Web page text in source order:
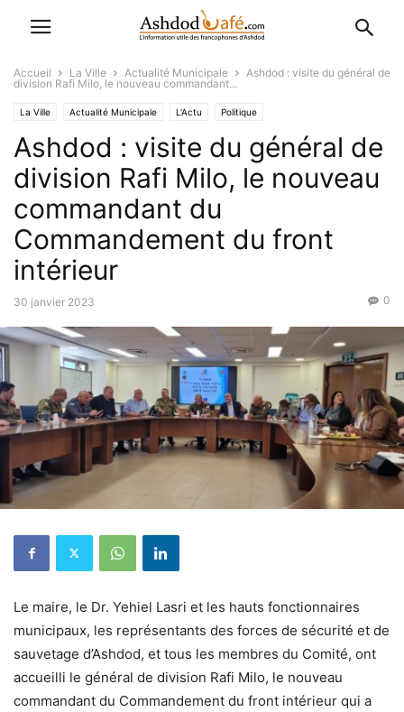
Accueil La Ville Actualité Municipale
Ashdod : visite du général de
division Rafi Milo, le nouveau commandant...
La Ville Actualité Municipale L'Actu Politique
Ashdod : visite du général de
division Rafi Milo, le nouveau
commandant du
Commandement du front
intérieur
30 janvier 2023 0
Le maire, le Dr. Yehiel Lasri et les hauts fonctionnaires
municipaux, les représentants des forces de sécurité et de
sauvetage d’Ashdod, et tous les membres du Comité, ont
accueilli le général de division Rafi Milo, le nouveau
commandant du Commandement du front intérieur qui a